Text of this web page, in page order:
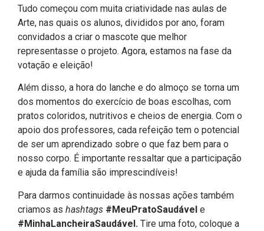
Tudo começou com muita criatividade nas aulas de
Arte, nas quais os alunos, divididos por ano, foram
convidados a criar o mascote que melhor
representasse o projeto. Agora, estamos na fase da
votação e eleição!
Além disso, a hora do lanche e do almoço se torna um
dos momentos do exercício de boas escolhas, com
pratos coloridos, nutritivos e cheios de energia. Com o
apoio dos professores, cada refeição tem o potencial
de ser um aprendizado sobre o que faz bem para o
nosso corpo. É importante ressaltar que a participação
e ajuda da família são imprescindíveis!
Para darmos continuidade às nossas ações também
criamos as hashtags #MeuPratoSaudável e
#MinhaLancheiraSaudável. Tire uma foto, coloque a